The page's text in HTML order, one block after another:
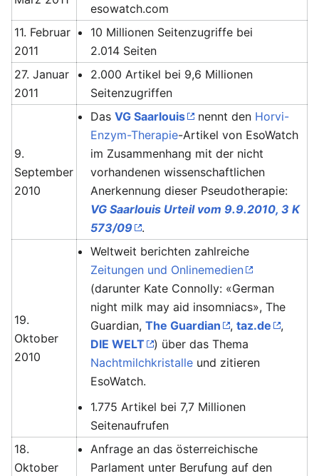
esowatch.com
11. Februar
2011
10 Millionen Seitenzugriffe bei
2.014 Seiten
27. Januar
2011
2.000 Artikel bei 9,6 Millionen
Seitenzugriffen
9.
September
2010
DasVG Saarlouis nennt den Horvi-
Enzym-Therapie-Artikel von EsoWatch
im Zusammenhang mit der nicht
vorhandenen wissenschaftlichen
Anerkennung dieser Pseudotherapie:
VG Saarlouis Urteil vom 9.9.2010, 3 K
573/09
.
19.
Oktober
2010
Weltweit berichten zahlreiche
Zeitungen und Onlinemedien
(darunter Kate Connolly: «German
night milk may aid insomniacs», The
Guardian,The Guardian ,taz.de
,
DIE WELT
) über das Thema
Nachtmilchkristalle und zitieren
EsoWatch.
1.775 Artikel bei 7,7 Millionen
Seitenaufrufen
18.
Oktober
Anfrage an das österreichische
Parlament unter Berufung auf den